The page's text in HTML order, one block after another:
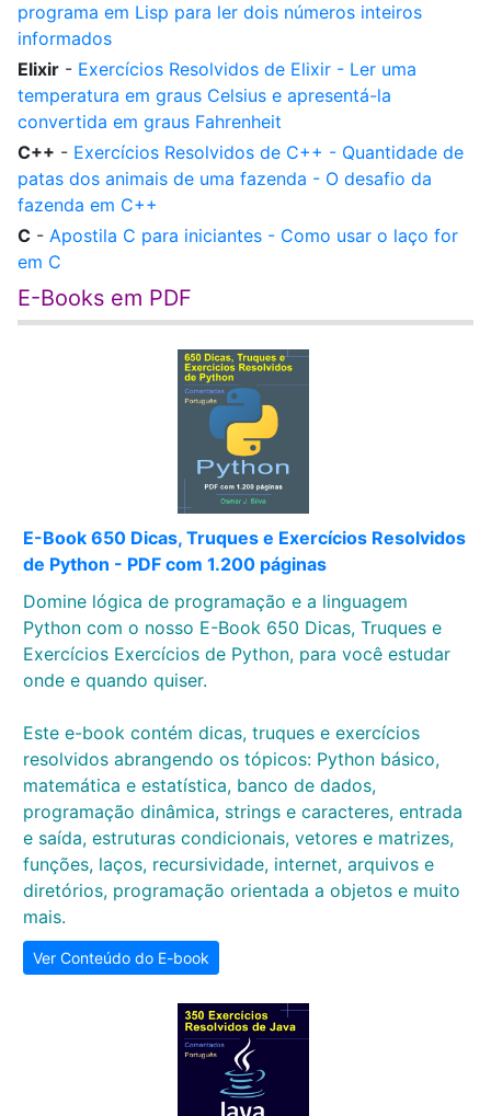
programa em Lisp para ler dois números inteiros
informados
Elixir - Exercícios Resolvidos de Elixir - Ler uma
temperatura em graus Celsius e apresentá-la
convertida em graus Fahrenheit
C++ - Exercícios Resolvidos de C++ - Quantidade de
patas dos animais de uma fazenda - O desafio da
fazenda em C++
C - Apostila C para iniciantes - Como usar o laço for
em C
E-Books em PDF
E-Book 650 Dicas, Truques e Exercícios Resolvidos
de Python - PDF com 1.200 páginas
Domine lógica de programação e a linguagem
Python com o nosso E-Book 650 Dicas, Truques e
Exercícios Exercícios de Python, para você estudar
onde e quando quiser.
Este e-book contém dicas, truques e exercícios
resolvidos abrangendo os tópicos: Python básico,
matemática e estatística, banco de dados,
programação dinâmica, strings e caracteres, entrada
e saída, estruturas condicionais, vetores e matrizes,
funções, laços, recursividade, internet, arquivos e
diretórios, programação orientada a objetos e muito
mais.
Ver Conteúdo do E-book